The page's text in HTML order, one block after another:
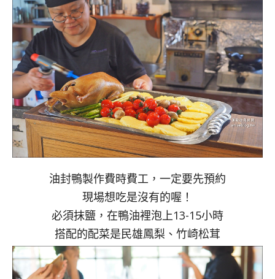
油封鴨製作費時費工，一定要先預約
現場想吃是沒有的喔！
必須抹鹽，在鴨油裡泡上13-15小時
搭配的配菜是民雄鳳梨、竹崎松茸